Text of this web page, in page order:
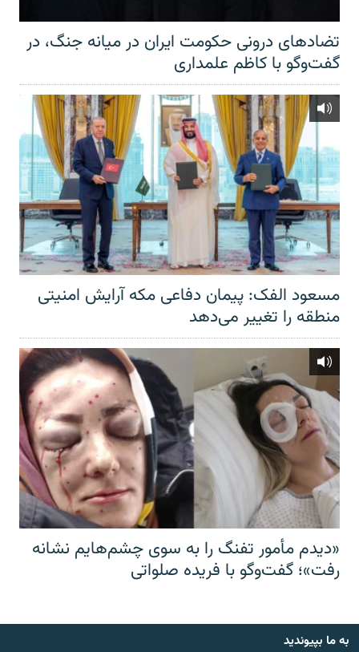
تضادهای درونی حکومت ایران در میانه جنگ، در
گفت‌‌وگو با کاظم علمداری
مسعود الفک: پیمان دفاعی مکه آرایش امنیتی
منطقه را تغییر می‌دهد
«دیدم مأمور تفنگ را به سوی چشم‌هایم نشانه
رفت»؛ گفت‌و‌گو با فریده صلواتی
به ما بپیوندید